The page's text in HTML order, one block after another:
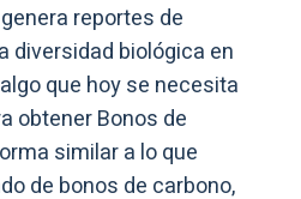
reportes de
diversidad biológica en
que hoy se necesita
obtener Bonos de
similar a lo que
de bonos de carbono,